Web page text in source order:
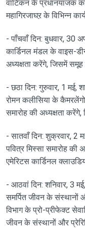
वाटिकन के प्रधानयाजक
महागिरजाघऱ के विभिन्न
- पाँचवाँ दिन: बुधवार, 30
कार्डिनल मंडल के वाइस-डीन
अध्यक्षता करेंगे, जिसमें
- छठा दिन: गुरुवार, 1 मई,
रोमन कलीसिया के
समारोह की अध्यक्षता करेंगे,
- सातवाँ दिन: शुक्रवार, 2
पवित्र मिस्सा समारोह की
एमेरिटस कार्डिनल
- आठवां दिन: शनिवार, 3
समर्पित जीवन के संस्थानों
विभाग के प्रो-प्रीफेक्ट
जीवन के संस्थानों और